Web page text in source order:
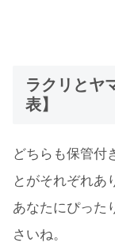
ラクリとヤ
表】
どちらも保管付
とがそれぞれあ
あなたにぴった
さいね。